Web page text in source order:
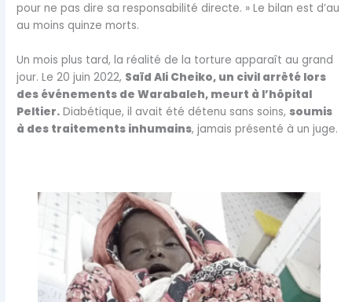
pour ne pas dire sa responsabilité directe. » Le bilan est d’au
au moins quinze morts.
Un mois plus tard, la réalité de la torture apparaît au grand
jour. Le 20 juin 2022, Saïd Ali Cheiko, un civil arrêté lors
des événements de Warabaleh, meurt à l’hôpital
Peltier. Diabétique, il avait été détenu sans soins, soumis
à des traitements inhumains, jamais présenté à un juge.